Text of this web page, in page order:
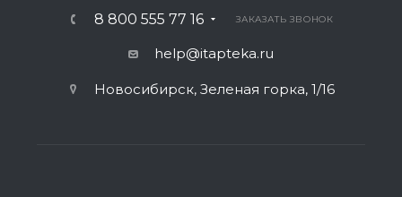
8 800 555 77 16 ЗАКАЗАТЬ ЗВОНОК
help@itapteka.ru
Новосибирск, Зеленая горка, 1/16